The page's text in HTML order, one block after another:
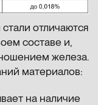
отличаются
составе и,
железа.
материалов:
на наличие